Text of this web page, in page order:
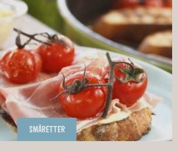
SMÅRETTER